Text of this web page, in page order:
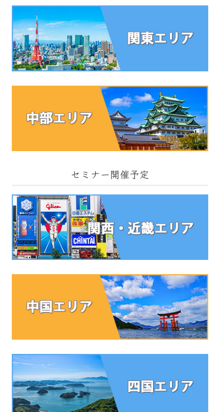
セミナー開催予定